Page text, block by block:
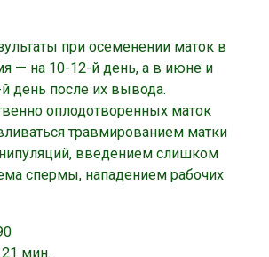
при осеменении маток в
— на 10-12-й день, а в июне и
день после их вывода.
оплодотворенных маток
травмированием матки
введением слишком
спермы, нападением рабочих
мин.